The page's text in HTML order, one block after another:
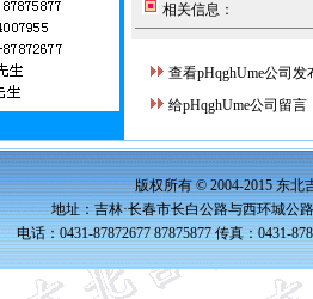
相关信息：
查看pHqghUme公司发
给pHqghUme公司留言
版权所有 © 2004-2015 东北
地址：吉林·长春市长白公路与西环城公
电话：0431-87872677 87875877 传真：0431-